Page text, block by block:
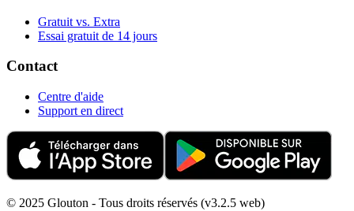
Gratuit vs. Extra
Essai gratuit de 14 jours
Contact
Centre d'aide
Support en direct
© 2025 Glouton - Tous droits réservés (v3.2.5 web)